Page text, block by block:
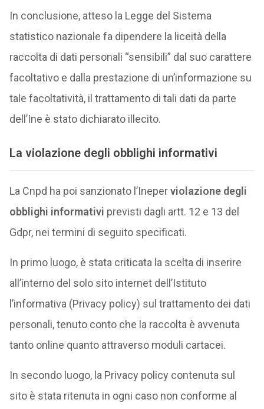
In conclusione, atteso la Legge del Sistema
statistico nazionale fa dipendere la liceità della
raccolta di dati personali “sensibili” dal suo carattere
facoltativo e dalla prestazione di un’informazione su
tale facoltatività, il trattamento di tali dati da parte
dell’Ine è stato dichiarato illecito.
La violazione degli obblighi informativi
La Cnpd ha poi sanzionato l’Ineperviolazione degli
obblighi informativi previsti dagli artt. 12 e 13 del
Gdpr, nei termini di seguito specificati.
In primo luogo, è stata criticata la scelta di inserire
all’interno del solo sito internet dell’Istituto
l’informativa (Privacy policy) sul trattamento dei dati
personali, tenuto conto che la raccolta è avvenuta
tanto online quanto attraverso moduli cartacei.
In secondo luogo, la Privacy policy contenuta sul
sito è stata ritenuta in ogni caso non conforme al